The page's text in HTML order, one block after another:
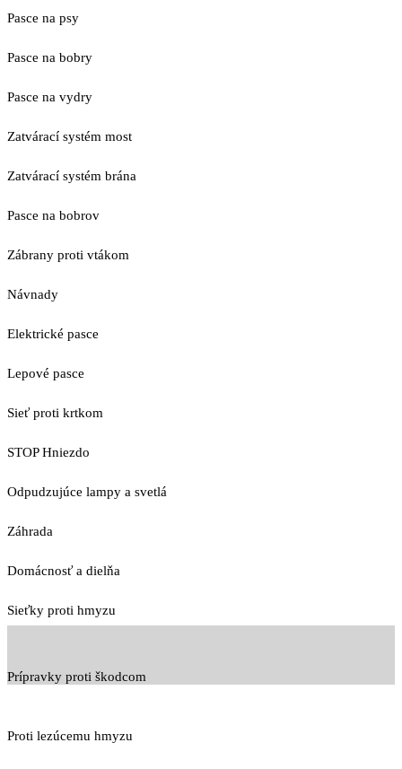
Pasce na psy
Pasce na bobry
Pasce na vydry
Zatvárací systém most
Zatvárací systém brána
Pasce na bobrov
Zábrany proti vtákom
Návnady
Elektrické pasce
Lepové pasce
Sieť proti krtkom
STOP Hniezdo
Odpudzujúce lampy a svetlá
Záhrada
Domácnosť a dielňa
Sieťky proti hmyzu
Prípravky proti škodcom
Proti lezúcemu hmyzu